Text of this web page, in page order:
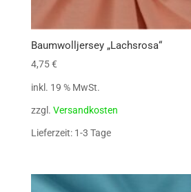
Baumwolljersey „Lachsrosa“
4,75€
inkl. 19 % MwSt.
zzgl. Versandkosten
Lieferzeit: 1-3 Tage